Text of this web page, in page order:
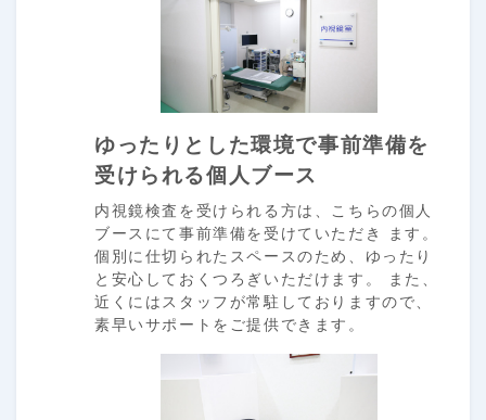
ゆったりとした環境で事前準備を
受けられる個人ブース
内視鏡検査を受けられる方は、こちらの個人
ブースにて事前準備を受けていただき ます。
個別に仕切られたスペースのため、ゆったり
と安心しておくつろぎいただけます。 また、
近くにはスタッフが常駐しておりますので、
素早いサポートをご提供できます。